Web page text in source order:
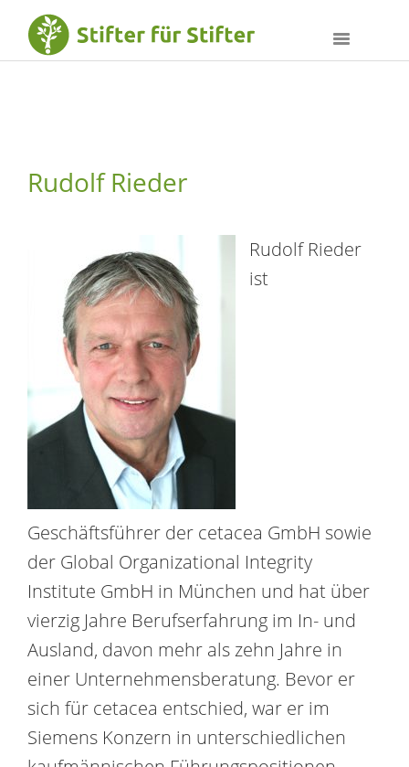
Rudolf Rieder
Rudolf Rieder
ist
Geschäftsführer der cetacea GmbH sowie
der Global Organizational Integrity
Institute GmbH in München und hat über
vierzig Jahre Berufserfahrung im In- und
Ausland, davon mehr als zehn Jahre in
einer Unternehmensberatung. Bevor er
sich für cetacea entschied, war er im
Siemens Konzern in unterschiedlichen